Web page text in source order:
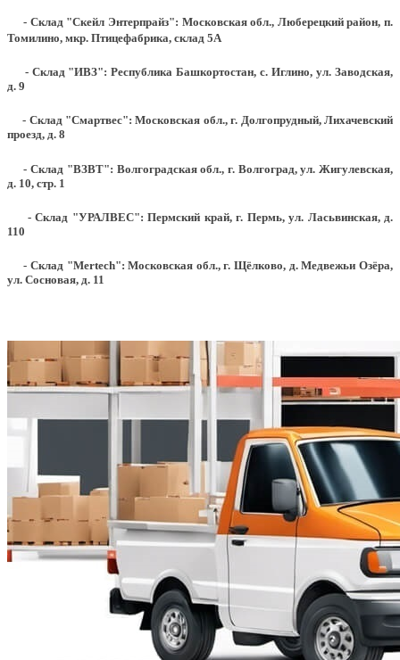
- Склад "Скейл Энтерпрайз": Московская обл., Люберецкий район, п.
Томилино, мкр. Птицефабрика, склад 5А
- Склад "ИВЗ": Республика Башкортостан, с. Иглино, ул. Заводская,
д. 9
- Склад "Смартвес":Московская обл., г. Долгопрудный, Лихачевский
проезд, д. 8
- Склад "ВЗВТ": Волгоградская обл., г. Волгоград, ул. Жигулевская,
д. 10, стр. 1
- Склад "УРАЛВЕС": Пермский край, г. Пермь, ул. Ласьвинская, д.
110
- Склад "Mertech": Московская обл., г. Щёлково, д. Медвежьи Озёра,
ул. Сосновая, д. 11